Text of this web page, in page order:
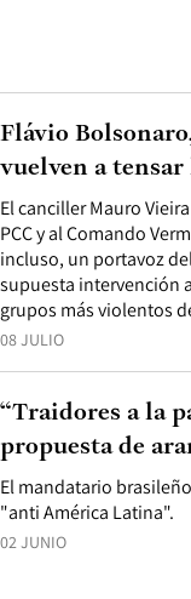
08 JULIO
El canciller Mauro
PCC y al Comando
incluso, un portavoz
supuesta intervención
grupos más violentos
Flávio
vuelven a
02 JUNIO
El mandatario
"anti América Latina".
“Traidores a la
propuesta de